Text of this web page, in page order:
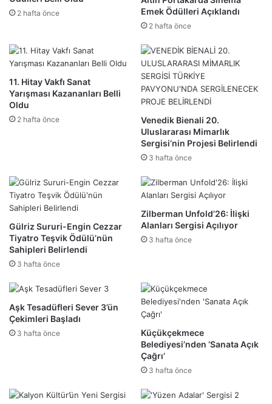
2 hafta önce
Emek Ödülleri Açıklandı
2 hafta önce
11. Hitay Vakfı Sanat
Yarışması Kazananları Belli
Oldu
2 hafta önce
Venedik Bienali 20.
Uluslararası Mimarlık
Sergisi’nin Projesi Belirlendi
3 hafta önce
Gülriz Sururi-Engin Cezzar
Tiyatro Teşvik Ödülü’nün
Sahipleri Belirlendi
3 hafta önce
Zilberman Unfold’26: İlişki
Alanları Sergisi Açılıyor
3 hafta önce
Aşk Tesadüfleri Sever 3’ün
Çekimleri Başladı
3 hafta önce
Küçükçekmece
Belediyesi’nden ‘Sanata Açık
Çağrı’
3 hafta önce